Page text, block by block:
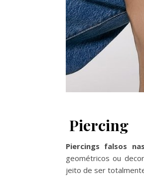
Piercing
Piercings falsos
geométricos ou
jeito de ser